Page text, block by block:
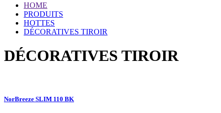
HOME
PRODUITS
HOTTES
DÉCORATIVES TIROIR
DÉCORATIVES TIROIR
NorBreeze SLIM 110 BK